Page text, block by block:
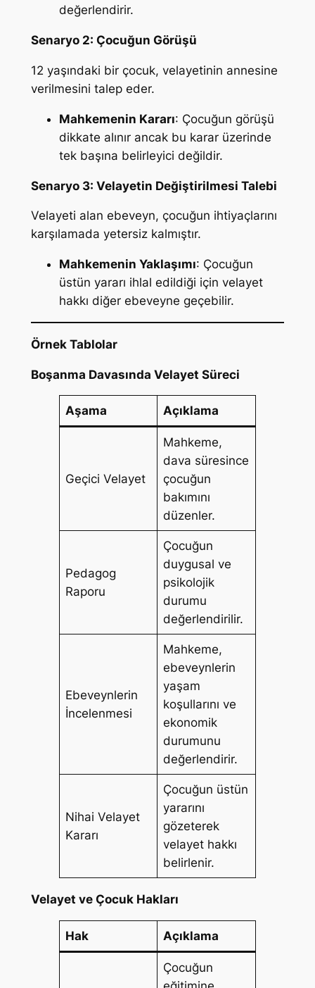
değerlendirir.
Senaryo 2: Çocuğun Görüşü
12 yaşındaki bir çocuk, velayetinin annesine
verilmesini talep eder.
Mahkemenin Kararı: Çocuğun görüşü
dikkate alınır ancak bu karar üzerinde
tek başına belirleyici değildir.
Senaryo 3: Velayetin Değiştirilmesi Talebi
Velayeti alan ebeveyn, çocuğun ihtiyaçlarını
karşılamada yetersiz kalmıştır.
Mahkemenin Yaklaşımı: Çocuğun
üstün yararı ihlal edildiği için velayet
hakkı diğer ebeveyne geçebilir.
Örnek Tablolar
Boşanma Davasında Velayet Süreci
Aşama Açıklama
Geçici Velayet
Mahkeme,
dava süresince
çocuğun
bakımını
düzenler.
Pedagog
Raporu
Çocuğun
duygusal ve
psikolojik
durumu
değerlendirilir.
Ebeveynlerin
İncelenmesi
Mahkeme,
ebeveynlerin
yaşam
koşullarını ve
ekonomik
durumunu
değerlendirir.
Nihai Velayet
Kararı
Çocuğun üstün
yararını
gözeterek
velayet hakkı
belirlenir.
Velayet ve Çocuk Hakları
Hak Açıklama
Çocuğun